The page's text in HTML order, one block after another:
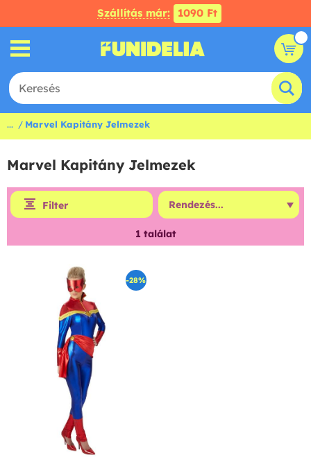
Szállítás már: 1090 Ft
... Marvel Kapitány Jelmezek
Marvel Kapitány Jelmezek
Filter
1 találat
-28%